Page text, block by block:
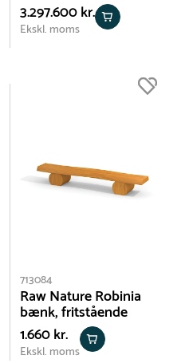
3.297.600 kr.
Ekskl. moms
713084
Raw Nature Robinia
bænk, fritstående
1.660 kr.
Ekskl. moms